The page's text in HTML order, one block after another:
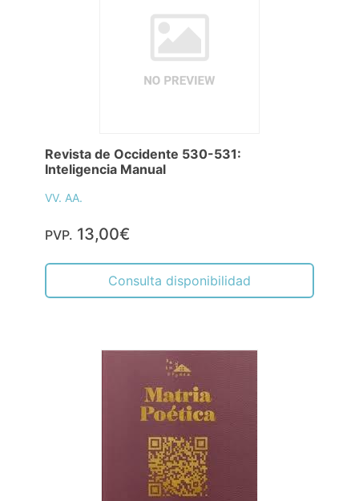
Revista de Occidente 530-531:
Inteligencia Manual
VV. AA.
PVP. 13,00€
Consulta disponibilidad